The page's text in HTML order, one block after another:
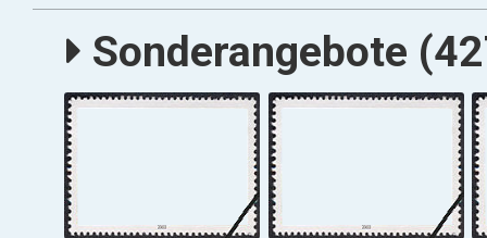
Sonderangebote